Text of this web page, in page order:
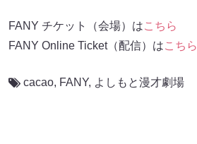
FANY チケット（会場）はこちら
FANY Online Ticket（配信）はこちら
cacao, FANY, よしもと漫才劇場